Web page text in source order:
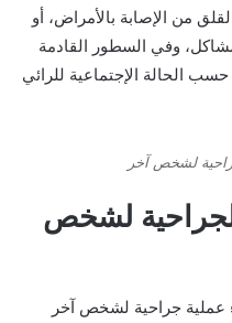
من الإصابة بالأمراض، أو
وفي السطور القادمة
الحالة الإجتماعية للرائي
لشخص آخر
لشخص
عملية جراحية لشخص آخر